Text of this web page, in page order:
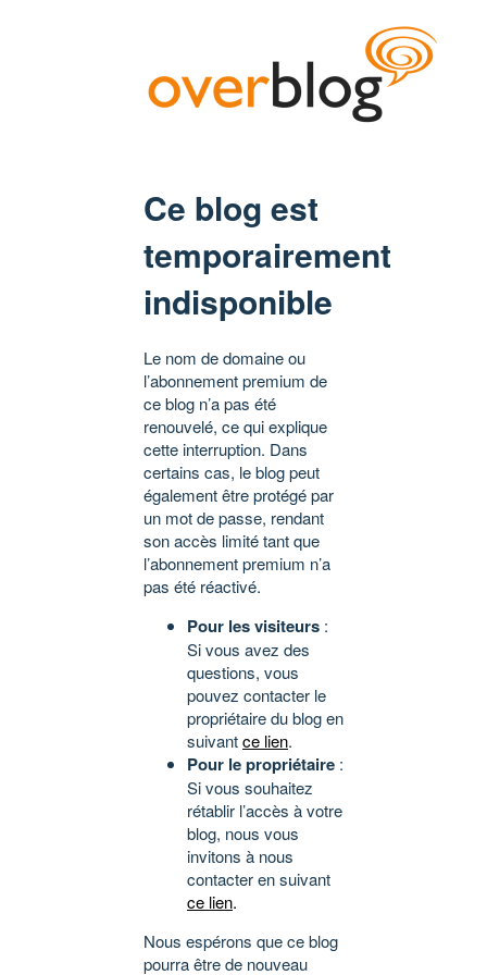
Ce blog est
temporairement
indisponible
Le nom de domaine ou
l’abonnement premium de
ce blog n’a pas été
renouvelé, ce qui explique
cette interruption. Dans
certains cas, le blog peut
également être protégé par
un mot de passe, rendant
son accès limité tant que
l’abonnement premium n’a
pas été réactivé.
Pour les visiteurs :
Si vous avez des
questions, vous
pouvez contacter le
propriétaire du blog en
suivantce lien.
Pour le propriétaire :
Si vous souhaitez
rétablir l’accès à votre
blog, nous vous
invitons à nous
contacter en suivant
ce lien.
Nous espérons que ce blog
pourra être de nouveau